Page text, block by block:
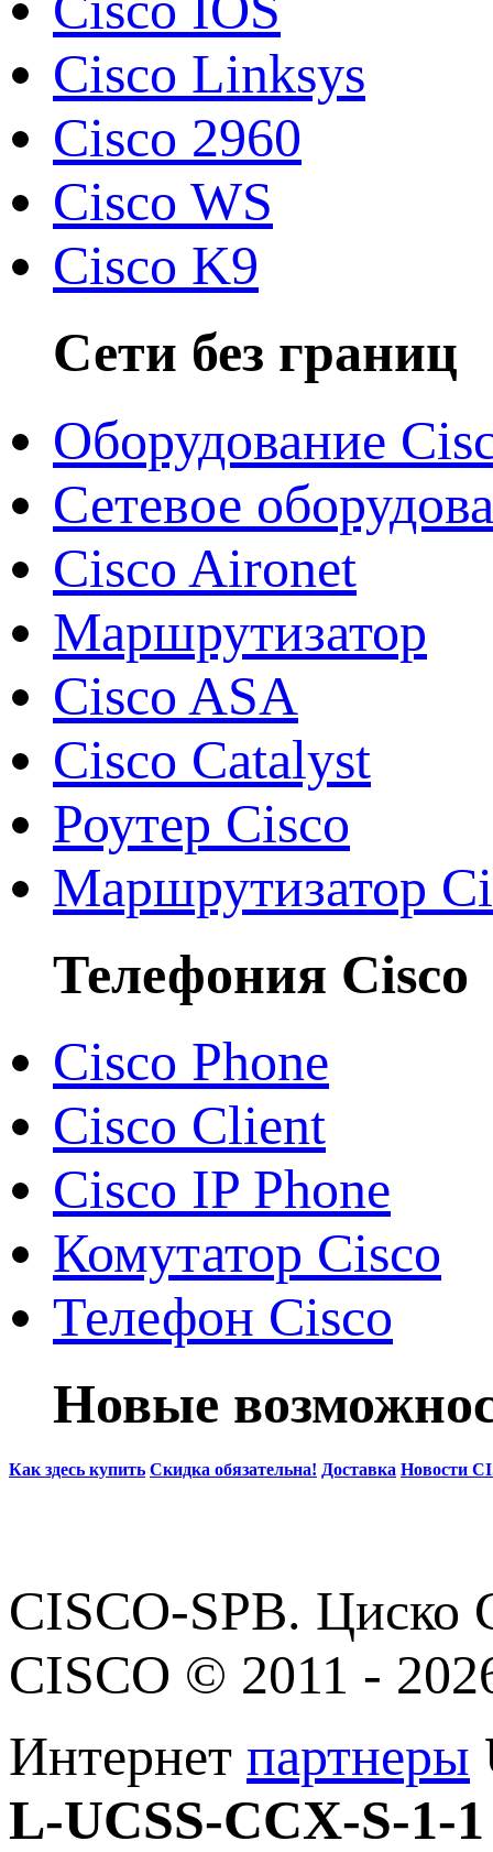
Cisco Linksys
Cisco 2960
Cisco WS
Cisco K9
Сети без границ
Оборудование
Сетевое
Cisco Aironet
Маршрутизатор
Cisco ASA
Cisco Catalyst
Роутер Cisco
Маршрутизатор
Телефония Cisco
Cisco Phone
Cisco Client
Cisco IP Phone
Комутатор Cisco
Телефон Cisco
Новые
Как здесь купить Скидка обязательна! Доставка Новости
CISCO-SPB. Циско
CISCO © 2011 -
Интернет партнеры
L-UCSS-CCX-S-1-1